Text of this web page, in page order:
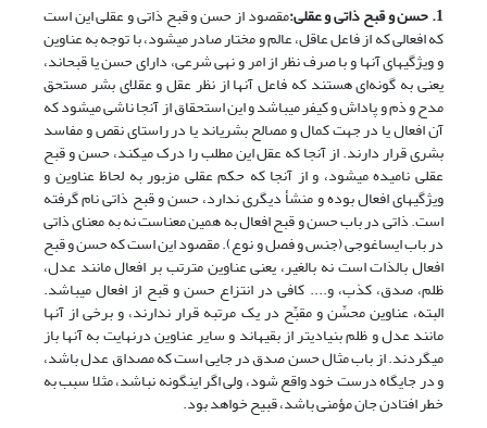
1. حسن و قبح ذاتی و عقلی:
مقصود از حسن و قبح ذاتی و عقلی این است
که افعالی که از فاعل عاقل، عالم و مختار صادر می‎شود، با توجه به عناوین
و ویژگی‎های آن‎ها و با صرف نظر از امر و نهی شرعی، دارای حسن یا قبح‎اند،
یعنی به گونه‌ای هستند که فاعل آن‎ها از نظر عقل و عقلای بشر مستحق
مدح و ذم و پاداش و کیفر می‎باشد و این استحقاق از آنجا ناشی می‎شود که
آن افعال یا در جهت کمال و مصالح بشری‎اند یا در راستای نقص و مفاسد
بشری قرار دارند. از آنجا که عقل این مطلب را درک می‏کند، حسن و قبح
عقلی نامیده می‎شود، و از آنجا که حکم عقلی مزبور به لحاظ عناوین و
ویژگی‎های افعال بوده و منشأ دیگری ندارد، حسن و قبح ذاتی نام گرفته
است. ذاتی در باب حسن و قبح افعال به همین معناست نه به معنای ذاتی
در باب ایساغوجی (جنس و فصل و نوع). مقصود این است که حسن و قبح
افعال بالذات است نه بالغیر، یعنی عناوین مترتب بر افعال مانند عدل،
ظلم، صدق، کذب، و.... کافی در انتزاع حسن و قبح از افعال می‎باشد.
البته، عناوین محسِّن و مقبِّح در یک مرتبه قرار ندارند، و برخی از آن‎ها
مانند عدل و ظلم بنیادی‎تر از بقیه‎اند و سایر عناوین درنهایت به آن‎ها باز
می‎گردند. از باب مثال حسن صدق در جایی است که مصداق عدل باشد،
و در جایگاه درست خود واقع شود، ولی اگر این‎گونه نباشد، مثلا سبب به
خطر افتادن جان مؤمنی باشد، قبیح خواهد بود.